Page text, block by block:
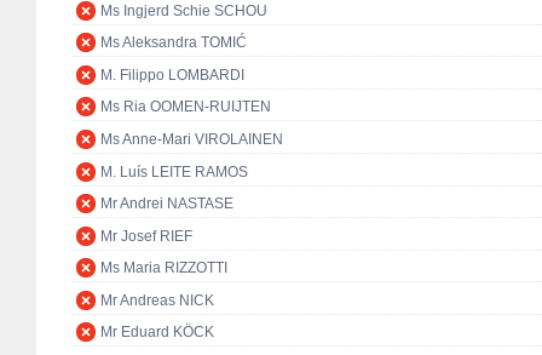
Ms Ingjerd Schie SCHOU
Ms Aleksandra TOMIĆ
M. Filippo LOMBARDI
Ms Ria OOMEN-RUIJTEN
Ms Anne-Mari VIROLAINEN
M. Luís LEITE RAMOS
Mr Andrei NASTASE
Mr Josef RIEF
Ms Maria RIZZOTTI
Mr Andreas NICK
Mr Eduard KÖCK